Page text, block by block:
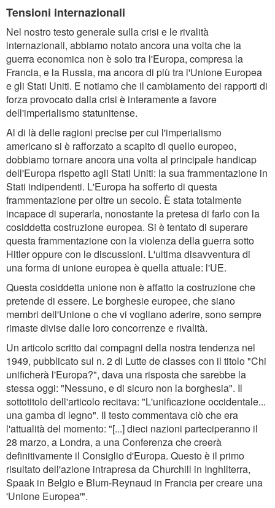
Tensioni internazionali
Nel nostro testo generale sulla crisi e le rivalità
internazionali, abbiamo notato ancora una volta che la
guerra economica non è solo tra l'Europa, compresa la
Francia, e la Russia, ma ancora di più tra l'Unione Europea
e gli Stati Uniti. E notiamo che il cambiamento dei rapporti di
forza provocato dalla crisi è interamente a favore
dell'imperialismo statunitense.
Al di là delle ragioni precise per cui l'imperialismo
americano si è rafforzato a scapito di quello europeo,
dobbiamo tornare ancora una volta al principale handicap
dell'Europa rispetto agli Stati Uniti: la sua frammentazione in
Stati indipendenti. L'Europa ha sofferto di questa
frammentazione per oltre un secolo. È stata totalmente
incapace di superarla, nonostante la pretesa di farlo con la
cosiddetta costruzione europea. Si è tentato di superare
questa frammentazione con la violenza della guerra sotto
Hitler oppure con le discussioni. L'ultima disavventura di
una forma di unione europea è quella attuale: l'UE.
Questa cosiddetta unione non è affatto la costruzione che
pretende di essere. Le borghesie europee, che siano
membri dell'Unione o che vi vogliano aderire, sono sempre
rimaste divise dalle loro concorrenze e rivalità.
Un articolo scritto dai compagni della nostra tendenza nel
1949, pubblicato sul n. 2 di Lutte de classes con il titolo "Chi
unificherà l'Europa?", dava una risposta che sarebbe la
stessa oggi: "Nessuno, e di sicuro non la borghesia". Il
sottotitolo dell'articolo recitava: "L'unificazione occidentale...
una gamba di legno". Il testo commentava ciò che era
l'attualità del momento: "[...] dieci nazioni parteciperanno il
28 marzo, a Londra, a una Conferenza che creerà
definitivamente il Consiglio d'Europa. Questo è il primo
risultato dell'azione intrapresa da Churchill in Inghilterra,
Spaak in Belgio e Blum-Reynaud in Francia per creare una
'Unione Europea'".